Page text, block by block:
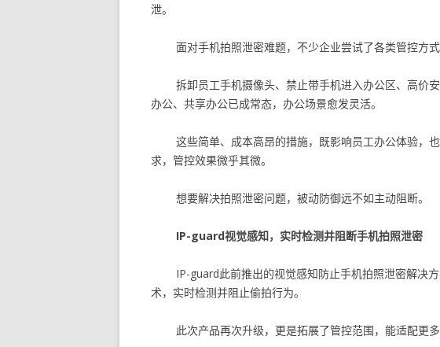
泄。
面对手机拍照泄密难题，不少企业尝试了各类管控方式
拆卸员工手机摄像头、禁止带手机进入办公区、高价
办公、共享办公已成常态，办公场景愈发灵活。
这些简单、成本高昂的措施，既影响员工办公体验，
求，管控效果微乎其微。
想要解决拍照泄密问题，被动防御远不如主动阻断。
IP-guard视觉感知，实时检测并阻断手机拍照泄密
IP-guard此前推出的视觉感知防止手机拍照泄密解决
术，实时检测并阻止偷拍行为。
此次产品再次升级，更是拓展了管控范围，能适配更